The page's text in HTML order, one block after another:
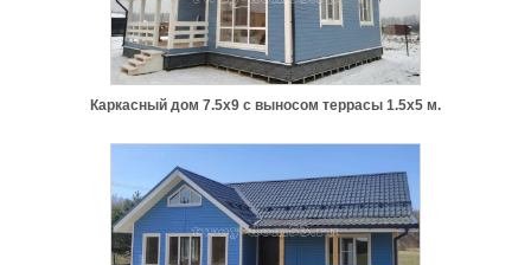
Каркасный дом 7.5х9 с выносом террасы 1.5х5 м.